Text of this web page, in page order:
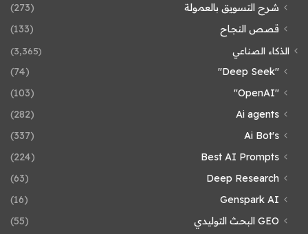
شرح التسويق بالعمولة
(273)
قصص النجاح
(133)
الذكاء الصناعي (3٬365)
"Deep Seek"
(74)
"OpenAI"
(103)
Ai agents
(282)
Ai Bot's
(337)
Best AI Prompts
(224)
Deep Research
(63)
Genspark AI
(16)
GEO البحث التوليدي
(55)